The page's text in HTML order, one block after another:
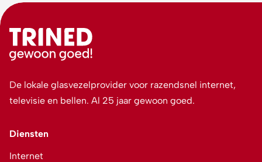
De lokale glasvezelprovider voor razendsnel internet,
televisie en bellen. Al 25 jaar gewoon goed.
Diensten
Internet